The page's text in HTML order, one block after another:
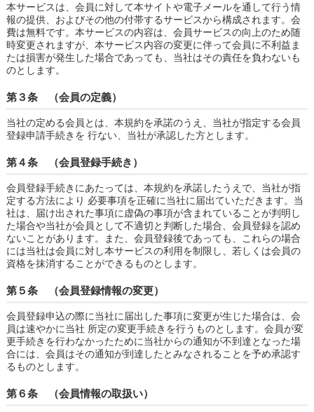
本サービスは、会員に対して本サイトや電子メールを通して行う情
報の提供、およびその他の付帯するサービスから構成されます。会
費は無料です。本サービスの内容は、会員サービスの向上のため随
時変更されますが、本サービス内容の変更に伴って会員に不利益ま
たは損害が発生した場合であっても、当社はその責任を負わないも
のとします。
第３条 （会員の定義）
当社の定める会員とは、本規約を承諾のうえ、当社が指定する会員
登録申請手続きを 行ない、当社が承認した方とします。
第４条 （会員登録手続き）
会員登録手続きにあたっては、本規約を承諾したうえで、当社が指
定する方法により 必要事項を正確に当社に届出ていただきます。当
社は、届け出された事項に虚偽の事項が含まれていることが判明し
た場合や当社が会員として不適切と判断した場合、会員登録を認め
ないことがあります。また、会員登録後であっても、これらの場合
には当社は会員に対し本サービスの利用を制限し、若しくは会員の
資格を抹消することができるものとします。
第５条 （会員登録情報の変更）
会員登録申込の際に当社に届出した事項に変更が生じた場合は、会
員は速やかに当社 所定の変更手続きを行うものとします。会員が変
更手続きを行わなかったために当社からの通知が不到達となった場
合には、会員はその通知が到達したとみなされることを予め承認す
るものとします。
第６条 （会員情報の取扱い）